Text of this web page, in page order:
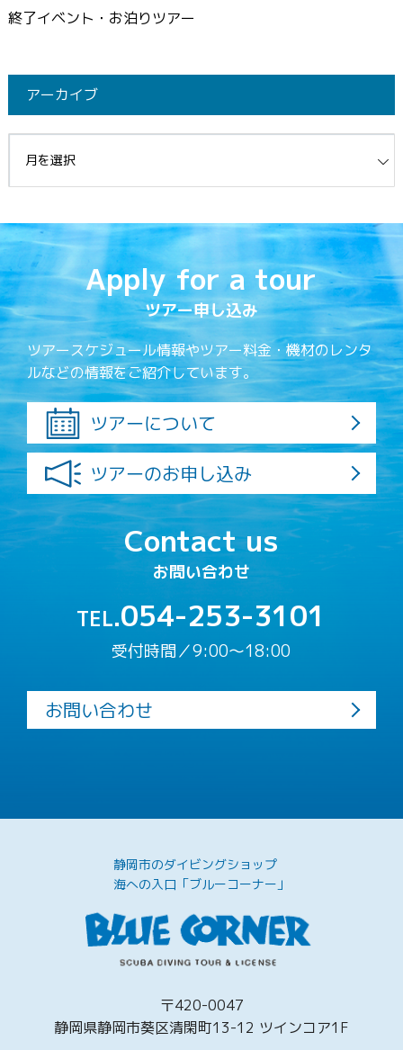
終了イベント・お泊りツアー
アーカイブ
Apply for a tour
ツアー申し込み
ツアースケジュール情報やツアー料金・機材のレンタ
ルなどの情報をご紹介しています。
ツアーについて
ツアーのお申し込み
Contact us
お問い合わせ
TEL.054-253-3101
受付時間／9:00〜18:00
お問い合わせ
静岡市のダイビングショップ
海への入口「ブルーコーナー」
〒420-0047
静岡県静岡市葵区清閑町13-12 ツインコア1F